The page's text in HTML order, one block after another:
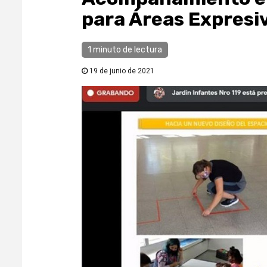
para Áreas
1 minuto de lectura
19 de junio de 2021